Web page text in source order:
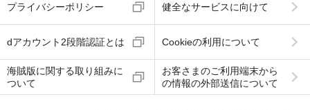
プライバシーポリシー 健全なサービスに向けて
dアカウント2段階認証とは Cookieの利用について
海賊版に関する取り組みに
ついて
お客さまのご利用端末から
の情報の外部送信について